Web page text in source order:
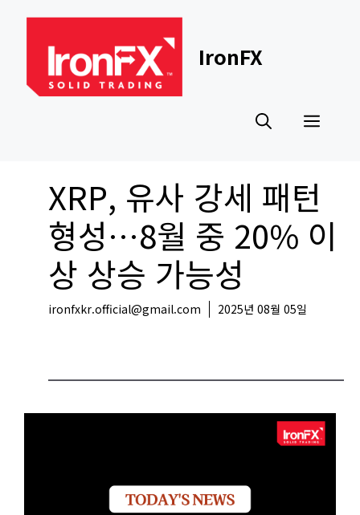
content
IronFX
XRP, 유사 강세 패턴
형성…8월 중 20% 이
상 상승 가능성
ironfxkr.official@gmail.com 2025년 08월 05일